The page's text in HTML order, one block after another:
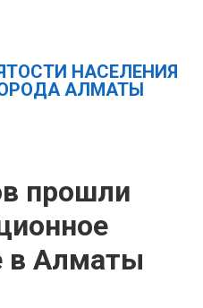
НАСЕЛЕНИЯ
АЛМАТЫ
тестирование
прошли
в Алматы